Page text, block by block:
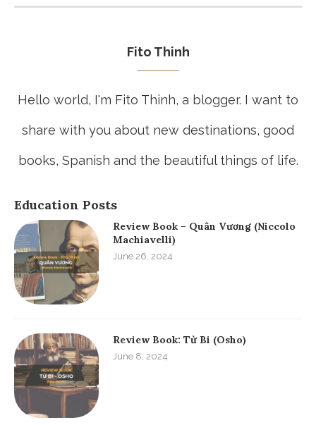
Fito Thinh
Hello world, I'm Fito Thinh, a blogger. I want to
share with you about new destinations, good
books, Spanish and the beautiful things of life.
Education Posts
Review Book – Quân Vương (Niccolo
Machiavelli)
June 26, 2024
Review Book: Từ Bi (Osho)
June 8, 2024